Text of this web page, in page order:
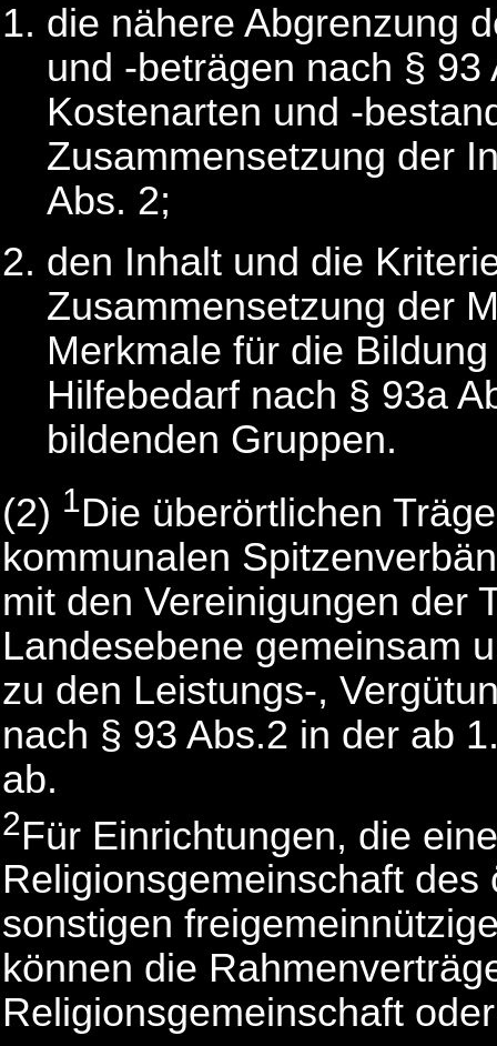
die nähere Abgrenzung
und -beträgen nach §
Kostenarten und -
Zusammensetzung der
Abs. 2;
den Inhalt und die
Zusammensetzung der
Merkmale für die
Hilfebedarf nach § 93a
bildenden Gruppen.
(2) 1Die überörtlichen
kommunalen
mit den Vereinigungen der
Landesebene gemeinsam
zu den Leistungs-,
nach § 93 Abs.2 in der ab
ab.
2Für Einrichtungen, die
Religionsgemeinschaft
sonstigen
können die
Religionsgemeinschaft